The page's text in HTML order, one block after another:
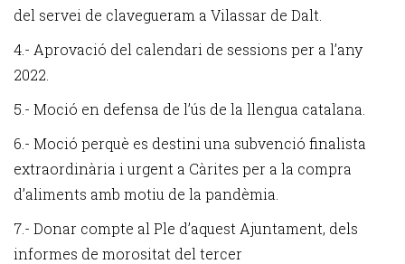
del servei de clavegueram a Vilassar de Dalt.
4.- Aprovació del calendari de sessions per a l’any
2022.
5.- Moció en defensa de l’ús de la llengua catalana.
6.- Moció perquè es destini una subvenció finalista
extraordinària i urgent a Càrites per a la compra
d’aliments amb motiu de la pandèmia.
7.- Donar compte al Ple d’aquest Ajuntament, dels
informes de morositat del tercer